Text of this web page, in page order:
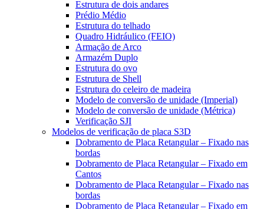
Estrutura de dois andares
Prédio Médio
Estrutura do telhado
Quadro Hidráulico (FEIO)
Armação de Arco
Armazém Duplo
Estrutura do ovo
Estrutura de Shell
Estrutura do celeiro de madeira
Modelo de conversão de unidade (Imperial)
Modelo de conversão de unidade (Métrica)
Verificação SJI
Modelos de verificação de placa S3D
Dobramento de Placa Retangular – Fixado nas
bordas
Dobramento de Placa Retangular – Fixado em
Cantos
Dobramento de Placa Retangular – Fixado nas
bordas
Dobramento de Placa Retangular – Fixado em